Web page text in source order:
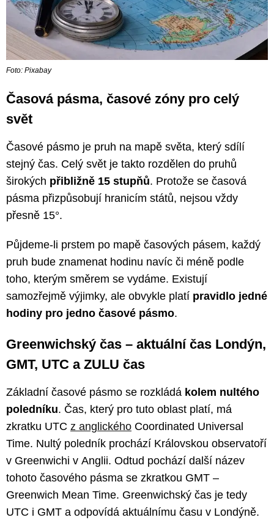
Foto: Pixabay
Časová pásma, časové zóny pro celý
svět
Časové pásmo je pruh na mapě světa, který sdílí
stejný čas. Celý svět je takto rozdělen do pruhů
širokých přibližně 15 stupňů. Protože se časová
pásma přizpůsobují hranicím států, nejsou vždy
přesně 15°.
Půjdeme-li prstem po mapě časových pásem, každý
pruh bude znamenat hodinu navíc či méně podle
toho, kterým směrem se vydáme. Existují
samozřejmě výjimky, ale obvykle platí pravidlo jedné
hodiny pro jedno časové pásmo.
Greenwichský čas – aktuální čas Londýn,
GMT, UTC a ZULU čas
Základní časové pásmo se rozkládá kolem nultého
poledníku. Čas, který pro tuto oblast platí, má
zkratku UTC z anglického Coordinated Universal
Time. Nultý poledník prochází Královskou observatoří
v Greenwichi v Anglii. Odtud pochází další název
tohoto časového pásma se zkratkou GMT –
Greenwich Mean Time. Greenwichský čas je tedy
UTC i GMT a odpovídá aktuálnímu času v Londýně.